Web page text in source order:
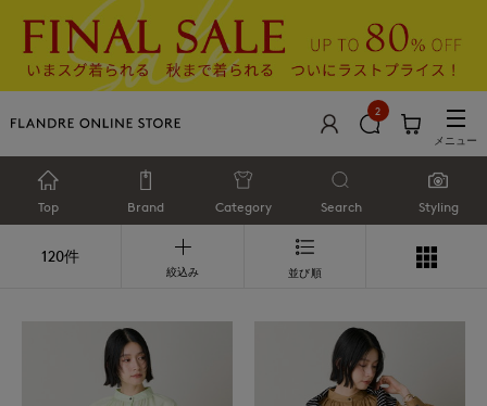
2
メニュー
Top Brand Category Search Styling
120件
絞込み 並び順